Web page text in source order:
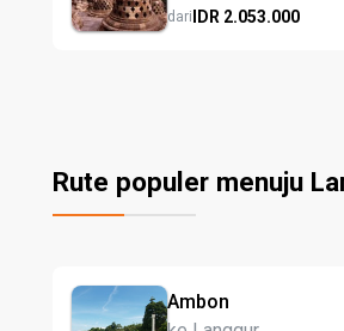
dariIDR 2.053.000
Rute populer menuju
Ambon